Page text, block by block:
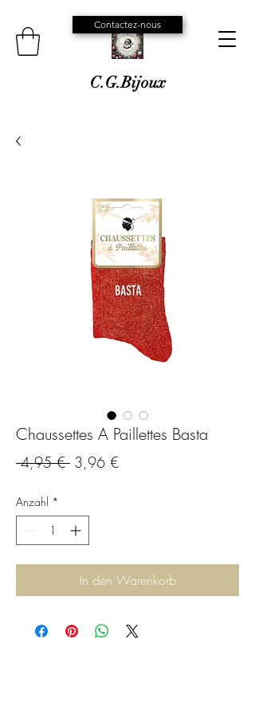
C.G.Bijoux
Contactez-nous
Chaussettes A Paillettes Basta
4,95 € Standardpreis
3,96 €
Anzahl *
In den Warenkorb